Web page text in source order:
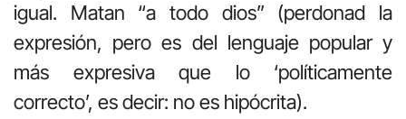
igual. Matan “a todo dios” (perdonad la
expresión, pero es del lenguaje popular y
más expresiva que lo ‘políticamente
correcto’, es decir: no es hipócrita).